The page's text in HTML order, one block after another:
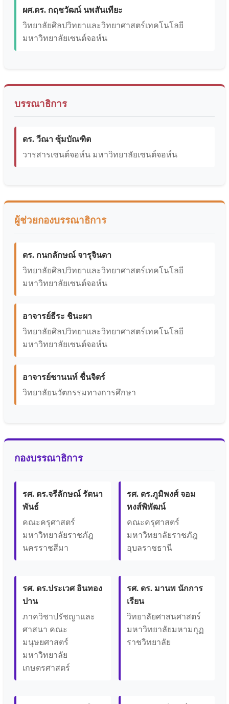
ผศ.ดร. กฤชวัฒน์ นพสันเทียะ
วิทยาลัยศิลปวิทยาและวิทยาศาสตร์เทคโนโลยี
มหาวิทยาลัยเซนต์จอห์น
บรรณาธิการ
ดร. วีณา ซุ้มบัณฑิต
วารสารเซนต์จอห์น มหาวิทยาลัยเซนต์จอห์น
ผู้ช่วยกองบรรณาธิการ
ดร. กนกลักษณ์ จารุจินดา
วิทยาลัยศิลปวิทยาและวิทยาศาสตร์เทคโนโลยี
มหาวิทยาลัยเซนต์จอห์น
อาจารย์ธีระ ชินะผา
วิทยาลัยศิลปวิทยาและวิทยาศาสตร์เทคโนโลยี
มหาวิทยาลัยเซนต์จอห์น
อาจารย์ชานนท์ ชื่นจิตร์
วิทยาลัยนวัตกรรมทางการศึกษา
กองบรรณาธิการ
รศ. ดร.จรีลักษณ์ รัตนา
พันธ์
คณะครุศาสตร์
มหาวิทยาลัยราชภัฎ
นครราชสีมา
รศ. ดร.ภูมิพงศ์ จอม
หงส์พิพัฒน์
คณะครุศาสตร์
มหาวิทยาลัยราชภัฎ
อุบลราชธานี
รศ. ดร.ประเวศ อินทอง
ปาน
ภาควิชาปรัชญาและ
ศาสนา คณะ
มนุษยศาสตร์
มหาวิทยาลัย
เกษตรศาสตร์
รศ. ดร. มานพ นักการ
เรียน
วิทยาลัยศาสนศาสตร์
มหาวิทยาลัยมหามกุฏ
ราชวิทยาลัย